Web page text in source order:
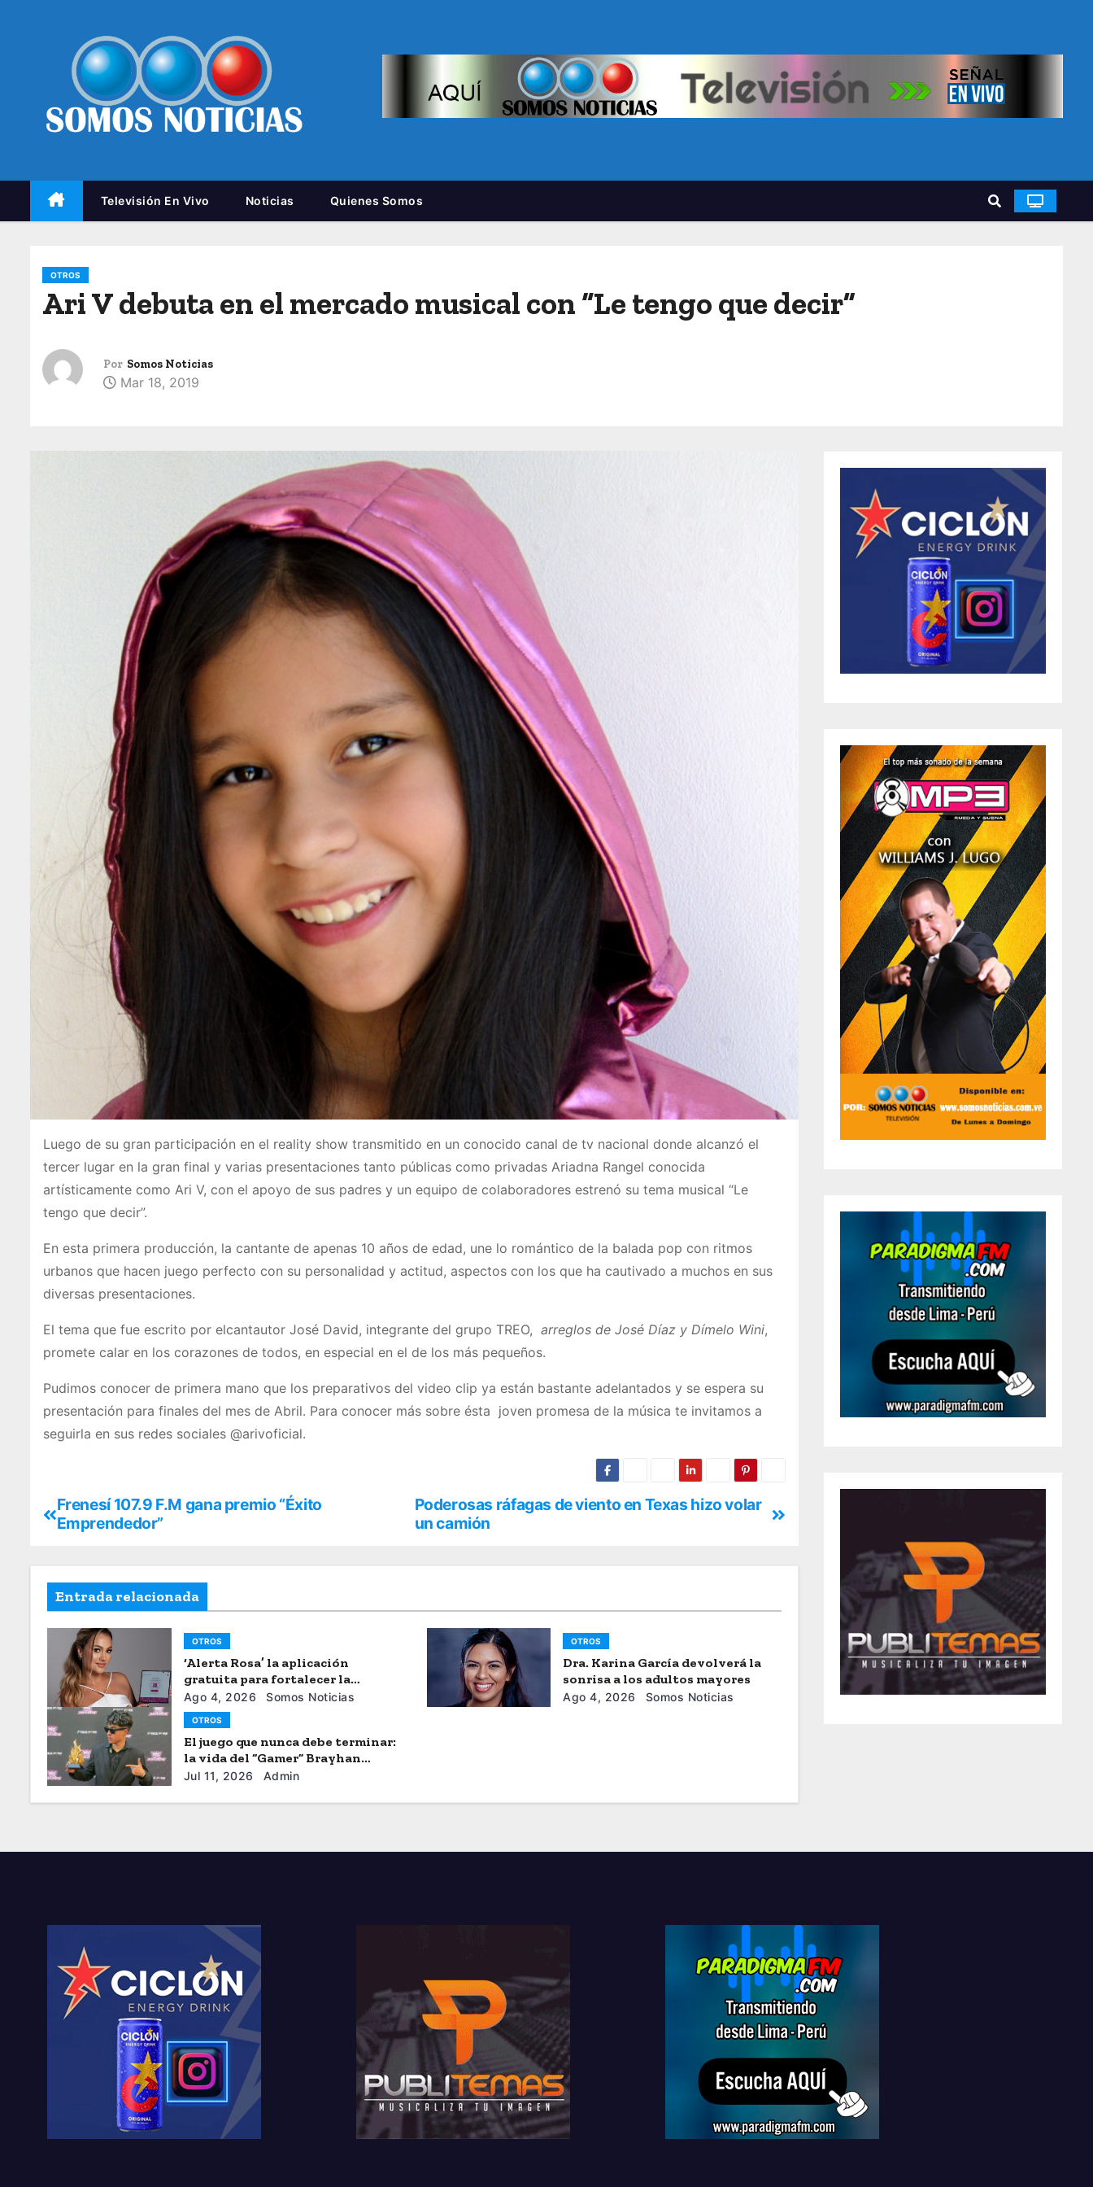
Televisión En Vivo Noticias Quienes Somos
OTROS
Ari V debuta en el mercado musical con “Le tengo que decir”
Por Somos Noticias
Mar 18, 2019
Luego de su gran participación en el reality show transmitido en un conocido canal de tv nacional donde alcanzó el
tercer lugar en la gran final y varias presentaciones tanto públicas como privadas Ariadna Rangel conocida
artísticamente como Ari V, con el apoyo de sus padres y un equipo de colaboradores estrenó su tema musical “Le
tengo que decir”.
En esta primera producción, la cantante de apenas 10 años de edad, une lo romántico de la balada pop con ritmos
urbanos que hacen juego perfecto con su personalidad y actitud, aspectos con los que ha cautivado a muchos en sus
diversas presentaciones.
El tema que fue escrito por elcantautor José David, integrante del grupo TREO, arreglos de José Díaz y Dímelo Wini,
promete calar en los corazones de todos, en especial en el de los más pequeños.
Pudimos conocer de primera mano que los preparativos del video clip ya están bastante adelantados y se espera su
presentación para finales del mes de Abril. Para conocer más sobre ésta joven promesa de la música te invitamos a
seguirla en sus redes sociales @arivoficial.
Poderosas ráfagas de viento en Texas hizo volar
un camión
Frenesí 107.9 F.M gana premio “Éxito
Emprendedor”
Entrada relacionada
OTROS
‘Alerta Rosa’ la aplicación
gratuita para fortalecer la
seguiridad de las mujeres
Ago 4, 2026 Somos Noticias
OTROS
Dra. Karina García devolverá la
sonrisa a los adultos mayores
Ago 4, 2026 Somos Noticias
OTROS
El juego que nunca debe terminar:
la vida del “Gamer” Brayhan
Crazzy
Jul 11, 2026 Admin